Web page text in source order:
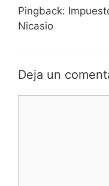
Pingback:
Nicasio
Deja un